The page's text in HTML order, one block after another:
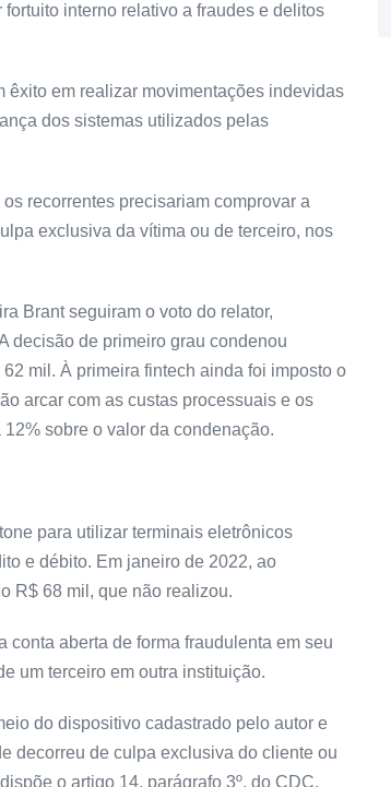
interno relativo a fraudes e delitos
êxito em realizar movimentações indevidas
dos sistemas utilizados pelas
recorrentes precisariam comprovar a
exclusiva da vítima ou de terceiro, nos
Brant seguiram o voto do relator,
decisão de primeiro grau condenou
mil. À primeira fintech ainda foi imposto o
arcar com as custas processuais e os
sobre o valor da condenação.
para utilizar terminais eletrônicos
e débito. Em janeiro de 2022, ao
R$ 68 mil, que não realizou.
conta aberta de forma fraudulenta em seu
um terceiro em outra instituição.
do dispositivo cadastrado pelo autor e
decorreu de culpa exclusiva do cliente ou
o artigo 14, parágrafo 3º, do CDC.